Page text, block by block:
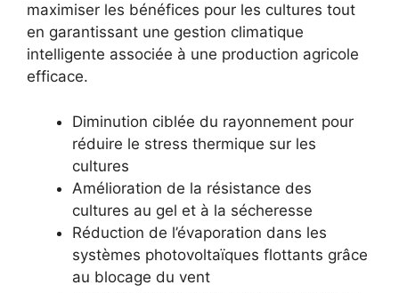
maximiser les bénéfices pour les cultures tout
en garantissant une gestion climatique
intelligente associée à une production agricole
efficace.
Diminution ciblée du rayonnement pour
réduire le stress thermique sur les
cultures
Amélioration de la résistance des
cultures au gel et à la sécheresse
Réduction de l’évaporation dans les
systèmes photovoltaïques flottants grâce
au blocage du vent